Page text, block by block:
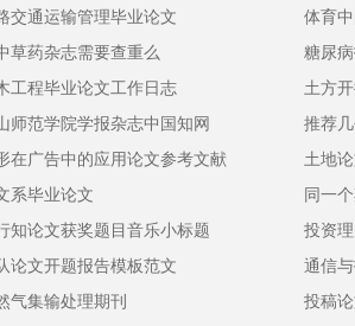
交通运输管理毕业论文 体育
草药杂志需要查重么 糖尿
工程毕业论文工作日志 土方
师范学院学报杂志中国知网 推荐
在广告中的应用论文参考文献 土地
系毕业论文 同一
知论文获奖题目音乐小标题 投资
论文开题报告模板范文 通信
气集输处理期刊 投稿